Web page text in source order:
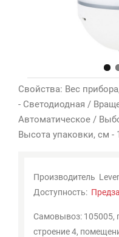
Свойства: Вес
- Светодиодная /
Автоматическое /
Высота упаковки, см -
Производитель
Доступность:
Самовывоз: 105005,
строение 4,